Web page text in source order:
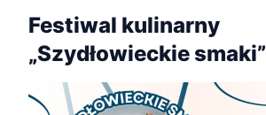
Festiwal kulinarny
„Szydłowieckie smaki”